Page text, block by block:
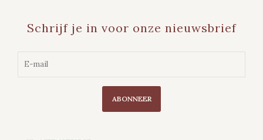
Schrijf je in voor onze nieuwsbrief
ABONNEER